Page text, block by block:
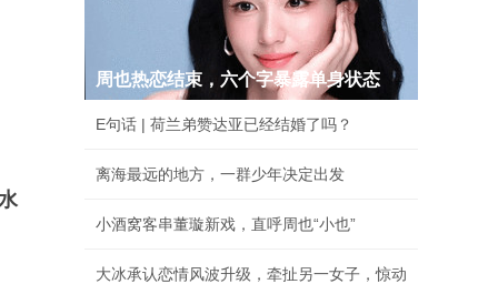
周也热恋结束，六个字暴露单身状态
E句话 | 荷兰弟赞达亚已经结婚了吗？
离海最远的地方，一群少年决定出发
小酒窝客串董璇新戏，直呼周也“小也”
大冰承认恋情风波升级，牵扯另一女子，惊动